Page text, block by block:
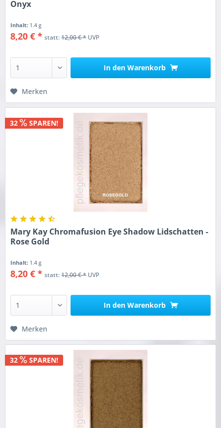
Onyx
Inhalt: 1.4 g
8,20 € * statt:12,00 € *UVP
In den Warenkorb
Merken
32 SPAREN!
Mary Kay Chromafusion Eye Shadow Lidschatten -
Rose Gold
Inhalt: 1.4 g
8,20 € * statt:12,00 € *UVP
In den Warenkorb
Merken
32 SPAREN!